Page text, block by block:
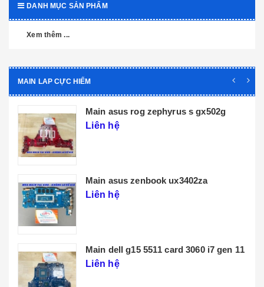
DANH MỤC SẢN PHẨM
Xem thêm ...
MAIN LAP CỰC HIẾM
Main dell xps 9320 core i5 i7 th12 la-
l071p
Main lenovo t14 gen 3
Liên hệ